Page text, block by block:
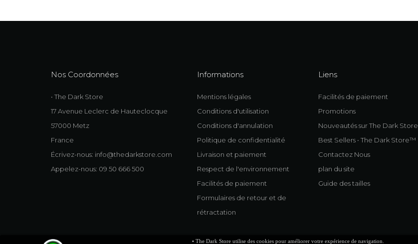
• The Dark Store utilise des cookies pour améliorer votre expérience de navigation.
Nos Coordonnées
• The Dark Store
17 Avenue Leclerc de Hauteclocque
57000 Metz
France
Écrivez-nous: info@thedarkstore.com
Appelez-nous: 09 50 666 500
Informations
Mentions légales
Conditions d'utilisation
Conditions d'annulation
Politique de confidentialité
Livraison et paiement
Respect de l'environnement
Facilités de paiement
Formulaires de retour et de
rétractation
Liens
Facilités de paiement
Promotions
Nouveautés sur The Dark Store
Best Sellers • The Dark Store™
Contactez Nous
plan du site
Guide des tailles